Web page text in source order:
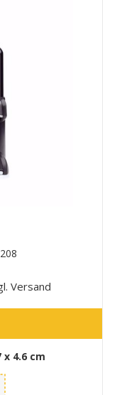
Versand
x 4.6 cm